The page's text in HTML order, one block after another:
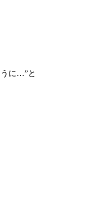
に…”と